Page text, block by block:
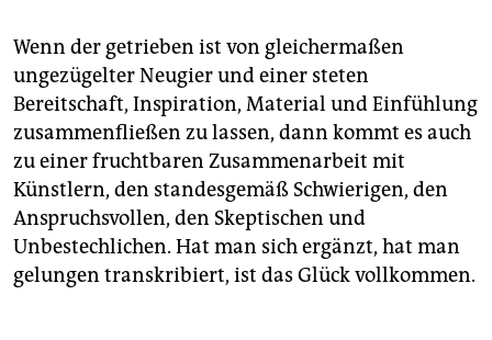
Wenn der getrieben ist von gleichermaßen
ungezügelter Neugier und einer steten
Bereitschaft, Inspiration, Material und Einfühlung
zusammenfließen zu lassen, dann kommt es auch
zu einer fruchtbaren Zusammenarbeit mit
Künstlern, den standesgemäß Schwierigen, den
Anspruchsvollen, den Skeptischen und
Unbestechlichen. Hat man sich ergänzt, hat man
gelungen transkribiert, ist das Glück vollkommen.